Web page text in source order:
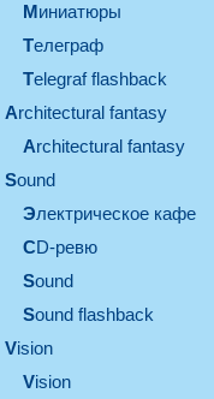
миниатюры
телеграф
Telegraf flashback
architectural fantasy
architectural fantasy
sound
электрическое кафе
CD-ревю
sound
Sound flashback
vision
vision